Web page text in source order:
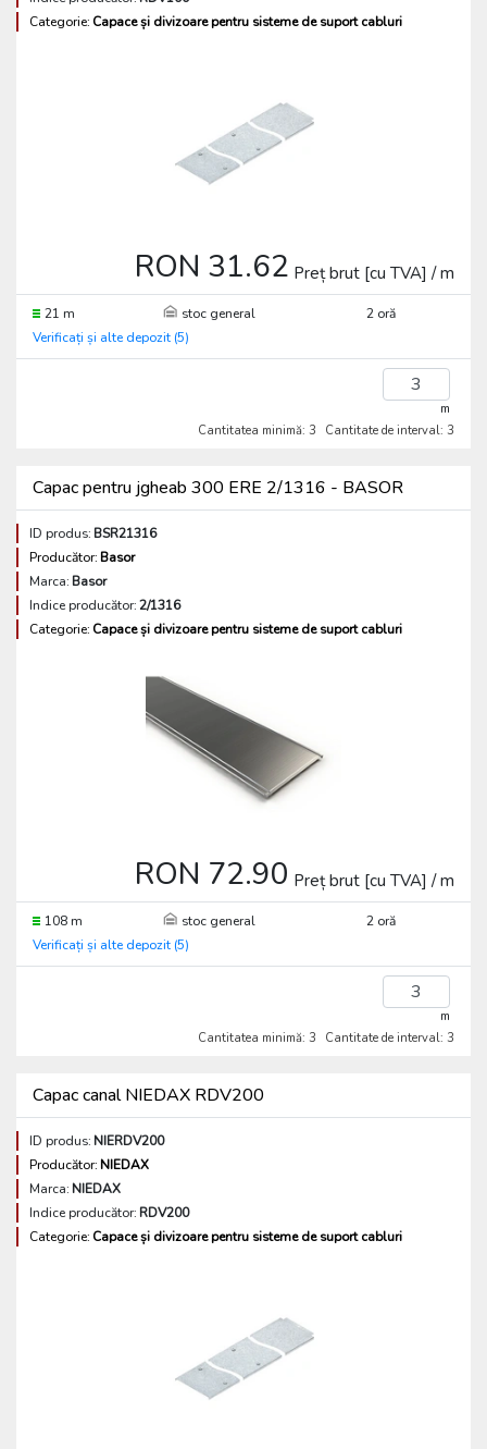
Categorie: Capace și divizoare pentru sisteme de suport cabluri
RON 31.62 Preț brut [cu TVA] / m
21 m stoc general
2 oră
Verificați și alte depozit (5)
m
Cantitatea minimă: 3
Cantitate de interval: 3
Capac pentru jgheab 300 ERE 2/1316 - BASOR
ID produs:BSR21316
Producător:Basor
Marca:Basor
Indice producător:2/1316
Categorie: Capace și divizoare pentru sisteme de suport cabluri
RON 72.90 Preț brut [cu TVA] / m
108 m stoc general
2 oră
Verificați și alte depozit (5)
m
Cantitatea minimă: 3
Cantitate de interval: 3
Capac canal NIEDAX RDV200
ID produs:NIERDV200
Producător:NIEDAX
Marca:NIEDAX
Indice producător:RDV200
Categorie: Capace și divizoare pentru sisteme de suport cabluri